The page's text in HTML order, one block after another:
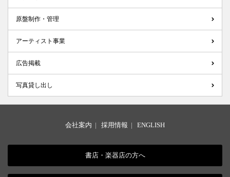
原盤制作・管理
アーティスト事業
広告掲載
写真貸し出し
会社案内 | 採用情報 | ENGLISH
書店・楽器店の方へ